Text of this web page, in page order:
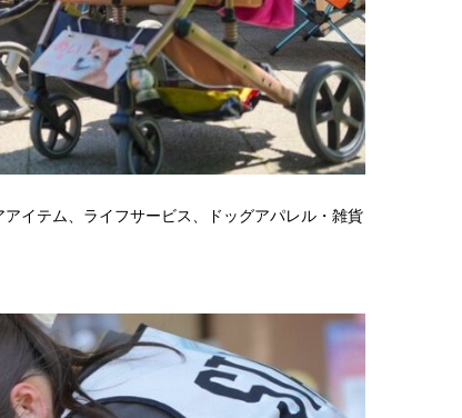
イテム、ライフサービス、ドッグアパレル・雑貨